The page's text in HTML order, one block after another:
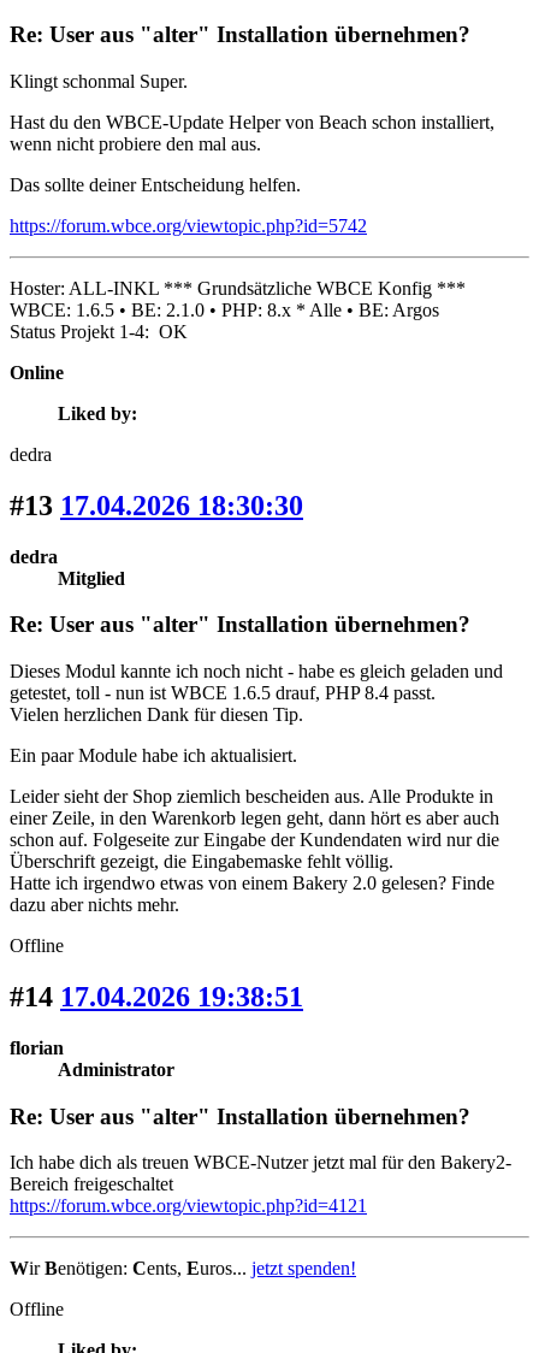
Re: User aus "alter" Installation übernehmen?
Klingt schonmal Super.
Hast du den WBCE-Update Helper von Beach schon installiert,
wenn nicht probiere den mal aus.
Das sollte deiner Entscheidung helfen.
https://forum.wbce.org/viewtopic.php?id=5742
Hoster: ALL-INKL *** Grundsätzliche WBCE Konfig ***
WBCE: 1.6.5 • BE: 2.1.0 • PHP: 8.x * Alle • BE: Argos
Status Projekt 1-4: OK
Online
Liked by:
dedra
#13 17.04.2026 18:30:30
dedra
Mitglied
Re: User aus "alter" Installation übernehmen?
Dieses Modul kannte ich noch nicht - habe es gleich geladen und
getestet, toll - nun ist WBCE 1.6.5 drauf, PHP 8.4 passt.
Vielen herzlichen Dank für diesen Tip.
Ein paar Module habe ich aktualisiert.
Leider sieht der Shop ziemlich bescheiden aus. Alle Produkte in
einer Zeile, in den Warenkorb legen geht, dann hört es aber auch
schon auf. Folgeseite zur Eingabe der Kundendaten wird nur die
Überschrift gezeigt, die Eingabemaske fehlt völlig.
Hatte ich irgendwo etwas von einem Bakery 2.0 gelesen? Finde
dazu aber nichts mehr.
Offline
#14 17.04.2026 19:38:51
florian
Administrator
Re: User aus "alter" Installation übernehmen?
Ich habe dich als treuen WBCE-Nutzer jetzt mal für den Bakery2-
Bereich freigeschaltet
https://forum.wbce.org/viewtopic.php?id=4121
WirBenötigen: Cents, Euros... jetzt spenden!
Offline